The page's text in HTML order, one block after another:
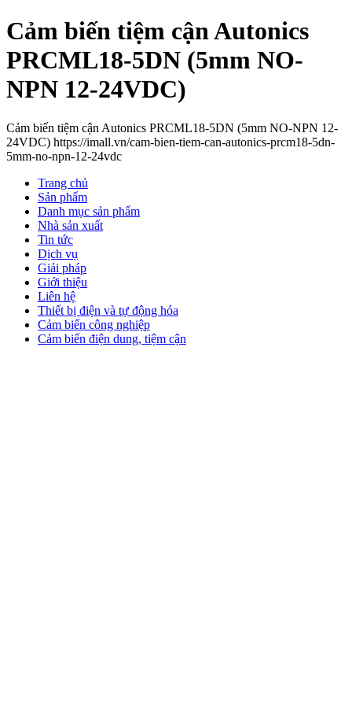
Cảm biến tiệm cận Autonics
PRCML18-5DN (5mm NO-
NPN 12-24VDC)
Cảm biến tiệm cận Autonics PRCML18-5DN (5mm NO-NPN 12-
24VDC) https://imall.vn/cam-bien-tiem-can-autonics-prcm18-5dn-
5mm-no-npn-12-24vdc
Trang chủ
Sản phẩm
Danh mục sản phẩm
Nhà sản xuất
Tin tức
Dịch vụ
Giải pháp
Giới thiệu
Liên hệ
Thiết bị điện và tự động hóa
Cảm biến công nghiệp
Cảm biến điện dung, tiệm cận